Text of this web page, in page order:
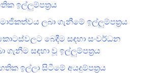
ඉල්ලුම්පත්‍රය
ලබා ගැනීමේ ඉල්ලුම්පත්‍රය
බෙදීම සඳහා සංවර්ධන
ගැනීම සඳහා වූ ඉල්ලුම්පත්‍රය
ඉල්ලා සිටීමේ අයදුම්පත්‍රය